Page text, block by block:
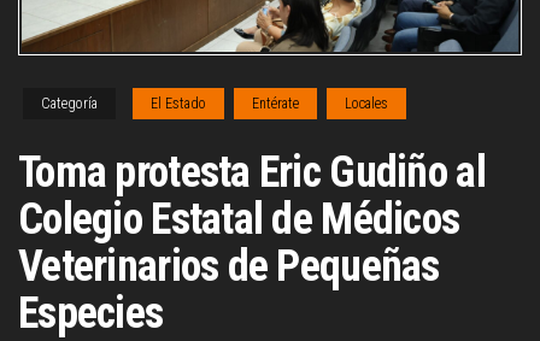
Categoría El Estado Entérate Locales
Toma protesta Eric Gudiño al
Colegio Estatal de Médicos
Veterinarios de Pequeñas
Especies